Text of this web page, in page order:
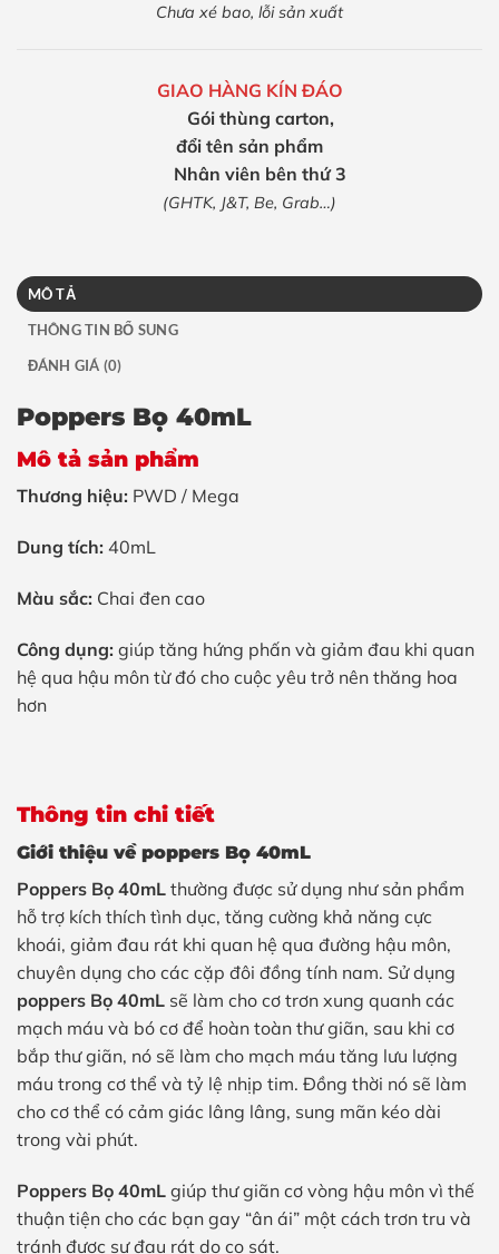
Chưa xé bao, lỗi sản xuất
GIAO HÀNG KÍN ĐÁO
Gói thùng carton,
đổi tên sản phẩm
Nhân viên bên thứ 3
(GHTK, J&T, Be, Grab…)
MÔ TẢ
THÔNG TIN BỔ SUNG
ĐÁNH GIÁ (0)
Poppers Bọ 40mL
Mô tả sản phẩm
Thương hiệu: PWD / Mega
Dung tích: 40mL
Màu sắc: Chai đen cao
Công dụng: giúp tăng hứng phấn và giảm đau khi quan
hệ qua hậu môn từ đó cho cuộc yêu trở nên thăng hoa
hơn
Thông tin chi tiết
Giới thiệu về poppers Bọ 40mL
Poppers Bọ 40mL thường được sử dụng như sản phẩm
hỗ trợ kích thích tình dục, tăng cường khả năng cực
khoái, giảm đau rát khi quan hệ qua đường hậu môn,
chuyên dụng cho các cặp đôi đồng tính nam. Sử dụng
poppers Bọ 40mL sẽ làm cho cơ trơn xung quanh các
mạch máu và bó cơ để hoàn toàn thư giãn, sau khi cơ
bắp thư giãn, nó sẽ làm cho mạch máu tăng lưu lượng
máu trong cơ thể và tỷ lệ nhịp tim. Đồng thời nó sẽ làm
cho cơ thể có cảm giác lâng lâng, sung mãn kéo dài
trong vài phút.
Poppers Bọ 40mL giúp thư giãn cơ vòng hậu môn vì thế
thuận tiện cho các bạn gay “ân ái” một cách trơn tru và
tránh được sự đau rát do cọ sát.